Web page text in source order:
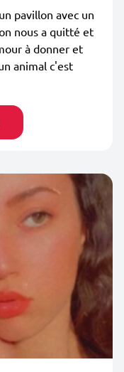
pavillon avec un
nous a quitté et
à donner et
animal c'est